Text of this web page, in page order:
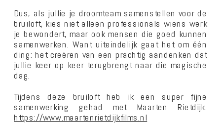
Dus, als jullie je droomteam samenstellen voor de
bruiloft, kies niet alleen professionals wiens werk
je bewondert, maar ook mensen die goed kunnen
samenwerken. Want uiteindelijk gaat het om één
ding: het creëren van een prachtig aandenken dat
jullie keer op keer terugbrengt naar die magische
dag.
Tijdens deze bruiloft heb ik een super fijne
samenwerking gehad met Maarten Rietdijk.
https://www.maartenrietdijkfilms.nl